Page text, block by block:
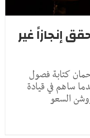
إنجازاً غير
كتابة فصول
ساهم في قيادة
السعو